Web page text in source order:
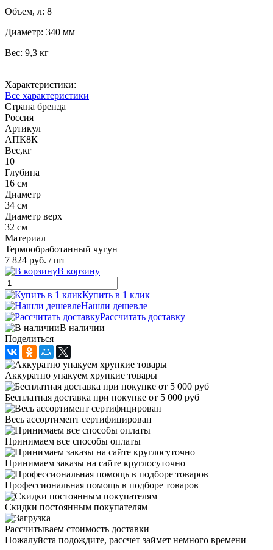
Объем, л: 8
Диаметр: 340 мм
Вес: 9,3 кг
Характеристики:
Все характеристики
Страна бренда
Россия
Артикул
АПК8К
Вес,кг
10
Глубина
16 см
Диаметр
34 см
Диаметр верх
32 см
Материал
Термообработанный чугун
7 824 руб. / шт
В корзину
Купить в 1 клик
Нашли дешевле
Рассчитать доставку
В наличии
Поделиться
Аккуратно упакуем хрупкие товары
Бесплатная доставка при покупке от 5 000 руб
Весь ассортимент сертифицирован
Принимаем все способы оплаты
Принимаем заказы на сайте круглосуточно
Профессиональная помощь в подборе товаров
Скидки постоянным покупателям
Рассчитываем стоимость доставки
Пожалуйста подождите, рассчет займет немного времени